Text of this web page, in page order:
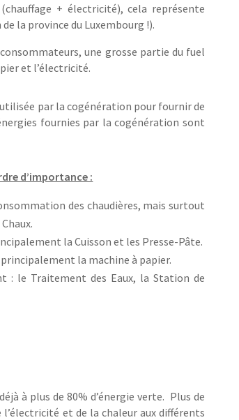
+ électricité), cela représente
la province du Luxembourg !).
une grosse partie du fuel
et l’électricité.
par la cogénération pour fournir de
fournies par la cogénération sont
d’importance :
des chaudières, mais surtout
la Cuisson et les Presse-Pâte.
la machine à papier.
: le Traitement des Eaux, la Station de
à plus de 80% d’énergie verte. Plus de
et de la chaleur aux différents